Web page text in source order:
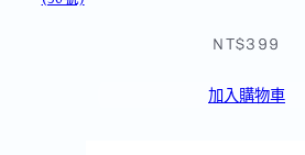
NT$399
加入購物車